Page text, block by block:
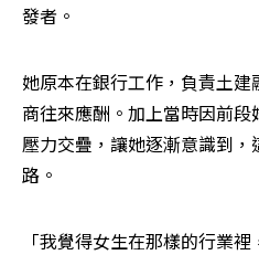
發者。
她原本在銀行工作，負責土
商往來應酬。加上當時因前
壓力交疊，讓她逐漸意識到
路。
「我覺得女生在那樣的行業